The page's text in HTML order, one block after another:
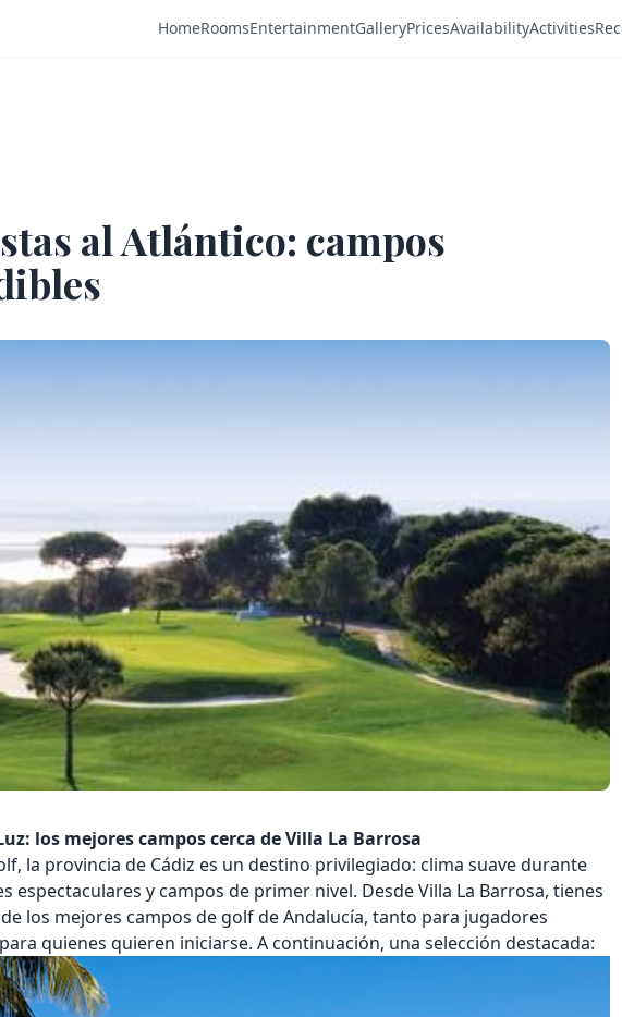
HomeRoomsEntertainmentGalleryPricesAvailabilityActivities
al Atlántico: campos
los mejores campos cerca de Villa La Barrosa
la provincia de Cádiz es un destino privilegiado: clima suave durante
espectaculares y campos de primer nivel. DesdeVilla La Barrosa, tienes
los mejores campos de golf de Andalucía, tanto para jugadores
quienes quieren iniciarse. A continuación, una selección destacada: